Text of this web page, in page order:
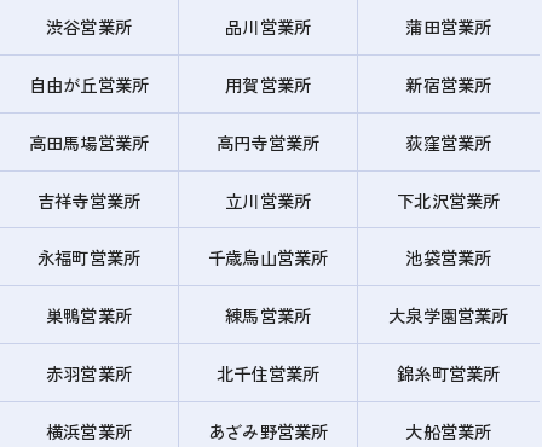
渋谷営業所 品川営業所 蒲田営業所
自由が丘営業所 用賀営業所 新宿営業所
高田馬場営業所 高円寺営業所 荻窪営業所
吉祥寺営業所 立川営業所 下北沢営業所
永福町営業所 千歳烏山営業所 池袋営業所
巣鴨営業所 練馬営業所 大泉学園営業所
赤羽営業所 北千住営業所 錦糸町営業所
横浜営業所 あざみ野営業所 大船営業所